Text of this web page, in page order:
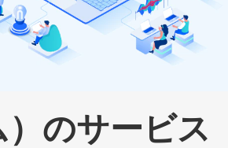
のサービス